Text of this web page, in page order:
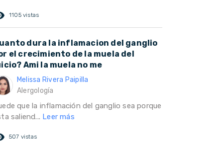
1105 vistas
dura la inflamacion del ganglio
el crecimiento de la muela del
Ami la muela no me
Melissa Rivera Paipilla
Alergología
que la inflamación del ganglio sea porque
saliend... Leer más
507 vistas